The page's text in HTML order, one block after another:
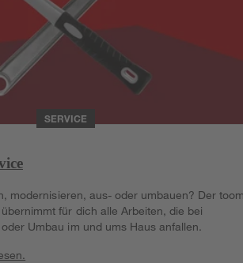
SERVICE
modernisieren, aus- oder umbauen? Der
übernimmt für dich alle Arbeiten, die bei
oder Umbau im und ums Haus anfallen.